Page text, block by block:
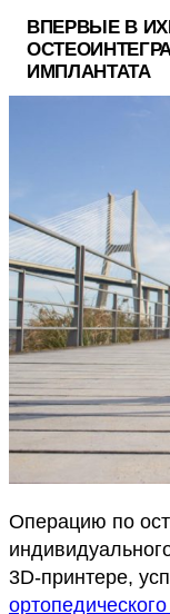
ВПЕРВЫЕ В
ИМПЛАНТАТА
Операцию по
3D-принтере,